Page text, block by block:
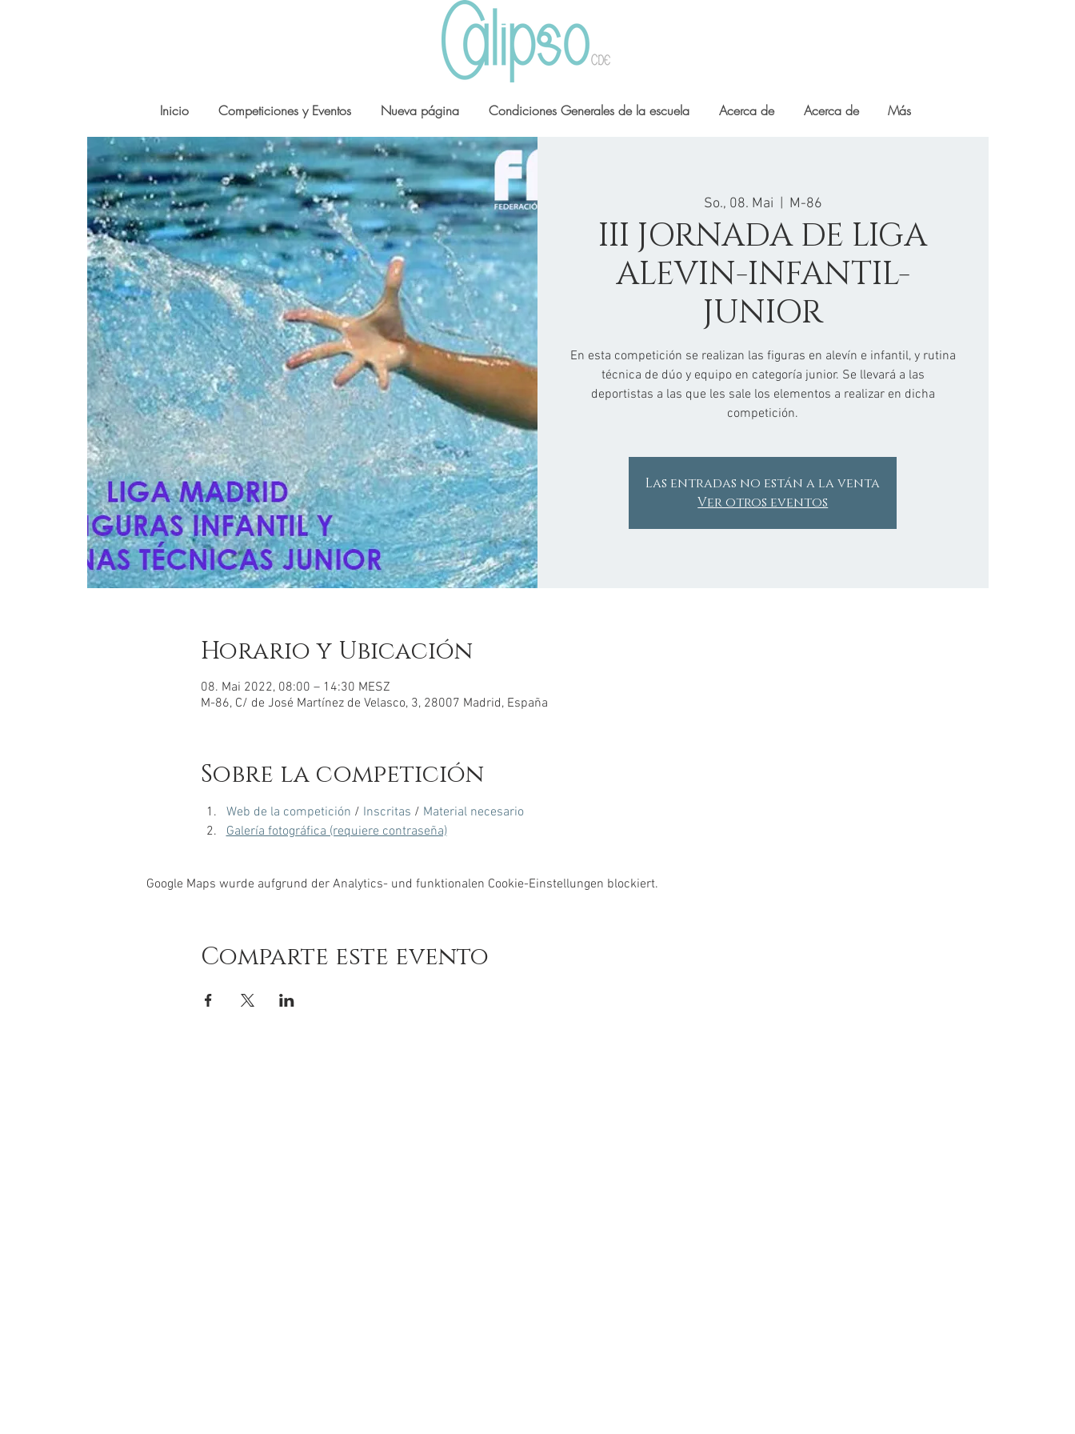
Inicio Competiciones y Eventos Nueva página Condiciones Generales de la escuela Acerca de Acerca de Más
So., 08. Mai
  |
M-86
III JORNADA DE LIGA
ALEVIN-INFANTIL-
JUNIOR
En esta competición se realizan las figuras en alevín e infantil, y rutina
técnica de dúo y equipo en categoría junior. Se llevará a las
deportistas a las que les sale los elementos a realizar en dicha
competición.
Las entradas no están a la venta
Ver otros eventos
Horario y Ubicación
08. Mai 2022, 08:00 – 14:30 MESZ
M-86, C/ de José Martínez de Velasco, 3, 28007 Madrid, España
Sobre la competición
Web de la competición / Inscritas / Material necesario
Galería fotográfica (requiere contraseña)
Google Maps wurde aufgrund der Analytics- und funktionalen Cookie-Einstellungen blockiert.
Comparte este evento